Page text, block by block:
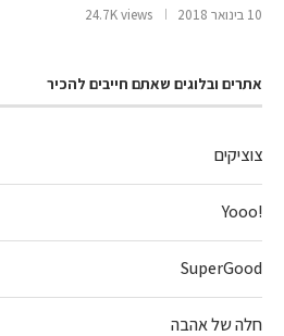
10 בינואר 2018 24.7K views
אתרים ובלוגים שאתם חייבים להכיר
צוציקים
!Yooo
SuperGood
חלה של אהבה